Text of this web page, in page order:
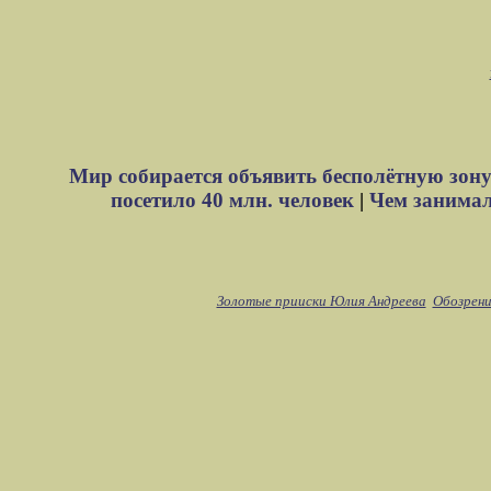
Мир собирается объявить бесполётную
посетило 40 млн. человек| Чем
Золотые прииски Юлия Андреева